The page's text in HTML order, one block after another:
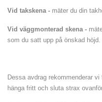
Vid takskena - mäter du din
Vid väggmonterad skena -
som du satt upp på önskad höjd.
Dessa avdrag rekommenderar
hänga fritt och sluta strax